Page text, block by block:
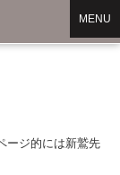
MENU
ージ的には新鷲先